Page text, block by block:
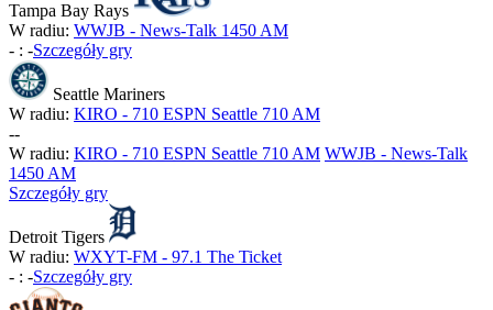
Tampa Bay Rays
W radiu: WWJB - News-Talk 1450 AM
- : -Szczegóły gry
Seattle Mariners
W radiu: KIRO - 710 ESPN Seattle 710 AM
--
W radiu: KIRO - 710 ESPN Seattle 710 AM WWJB - News-Talk
1450 AM
Szczegóły gry
Detroit Tigers
W radiu: WXYT-FM - 97.1 The Ticket
- : -Szczegóły gry